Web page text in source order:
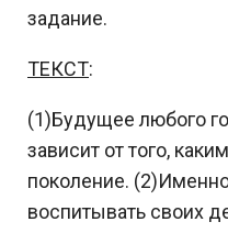
задание.
ТЕКСТ:
(1)Будущее любого
зависит от того,
поколение.
воспитывать своих